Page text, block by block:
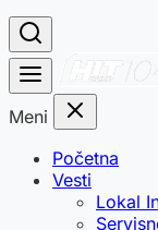
Meni
Početna
Vesti
Lokal